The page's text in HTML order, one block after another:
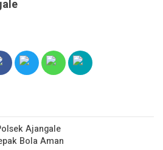
Ajangale
Bola Aman